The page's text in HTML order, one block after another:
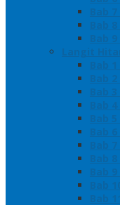
Bab
Bab
Bab
Langit
Bab
Bab
Bab
Bab
Bab
Bab
Bab
Bab
Bab
Bab
Bab